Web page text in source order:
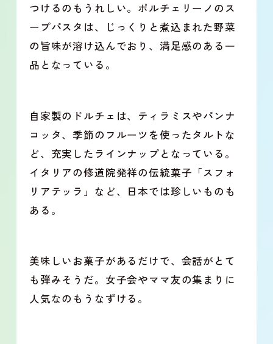
つけるのもうれしい。ポルチェリーノのス
ープパスタは、じっくりと煮込まれた野菜
の旨味が溶け込んでおり、満足感のある一
品となっている。
自家製のドルチェは、ティラミスやパンナ
コッタ、季節のフルーツを使ったタルトな
ど、充実したラインナップとなっている。
イタリアの修道院発祥の伝統菓子「スフォ
リアテッラ」など、日本では珍しいものも
ある。
美味しいお菓子があるだけで、会話がとて
も弾みそうだ。女子会やママ友の集まりに
人気なのもうなずける。